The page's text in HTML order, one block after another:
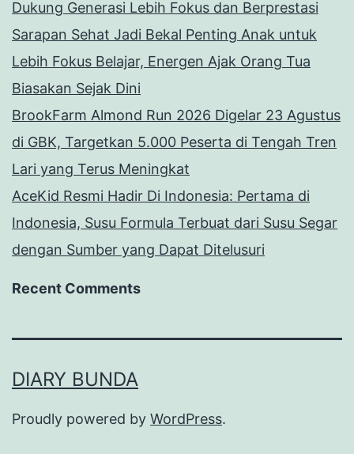
Dukung Generasi Lebih Fokus dan Berprestasi
Sarapan Sehat Jadi Bekal Penting Anak untuk
Lebih Fokus Belajar, Energen Ajak Orang Tua
Biasakan Sejak Dini
BrookFarm Almond Run 2026 Digelar 23 Agustus
di GBK, Targetkan 5.000 Peserta di Tengah Tren
Lari yang Terus Meningkat
AceKid Resmi Hadir Di Indonesia: Pertama di
Indonesia, Susu Formula Terbuat dari Susu Segar
dengan Sumber yang Dapat Ditelusuri
Recent Comments
DIARY BUNDA
Proudly powered by WordPress.